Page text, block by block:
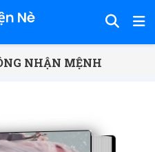
NHẬN MỆNH